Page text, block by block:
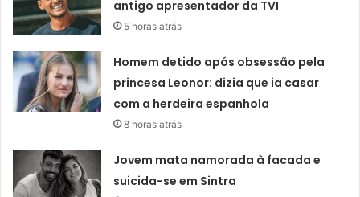
antigo apresentador da TVI
5 horas atrás
Homem detido após obsessão pela
princesa Leonor: dizia que ia casar
com a herdeira espanhola
8 horas atrás
Jovem mata namorada à facada e
suicida-se em Sintra